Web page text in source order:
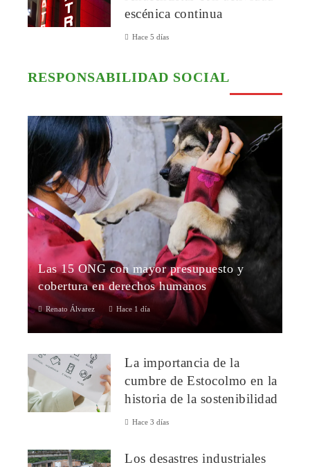
escénica continua
Hace 5 días
RESPONSABILIDAD SOCIAL
Las 15 ONG con mayor presupuesto y
cobertura en derechos humanos
Renato Álvarez Hace 1 día
Las 15 ONG con mayor presupuesto y alcance globalLas
crucial en la respuesta a crisis ...La importancia de la
cumbre de Estocolmo en la
historia de la sostenibilidad
Hace 3 días
Los desastres industriales